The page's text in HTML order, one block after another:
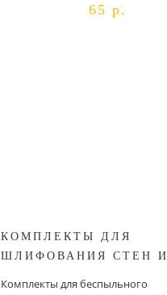
65 р.
КОМПЛЕКТЫ ДЛЯ
ШЛИФОВАНИЯ СТЕН И
Комплекты для беспыльного